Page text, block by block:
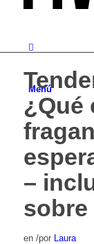
Menú
¿Qué
–
sobre
en /por Laura